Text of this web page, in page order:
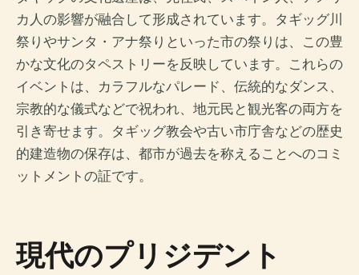
カ人の影響が融合して形成されています。タギッグ川
祭りやサンタ・アナ祭りといった市の祭りは、この豊
かな文化のタペストリーを反映しています。これらの
イベントは、カラフルなパレード、伝統的なダンス、
宗教的な儀式などで祝われ、地元民と観光客の両方を
引き寄せます。タギッグ教会や古い市庁舎などの歴史
的建造物の保存は、都市が過去を称えることへのコミ
ットメントの証です。
現代のプリジデント